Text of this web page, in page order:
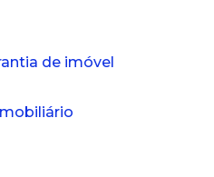
de imóvel